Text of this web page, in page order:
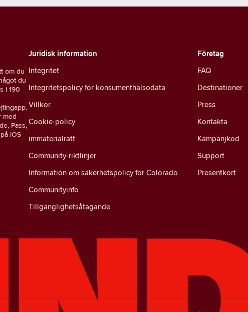
om du
du
i 190
med
Pass,
iOS
Juridisk information
Integritet
Integritetspolicy för konsumenthälsodata
Villkor
Cookie-policy
immaterialrätt
Community-riktlinjer
Information om säkerhetspolicy för Colorado
Communityinfo
Tillgänglighetsåtagande
Företag
FAQ
Destinationer
Press
Kontakta
Kampanjkod
Support
Presentkort